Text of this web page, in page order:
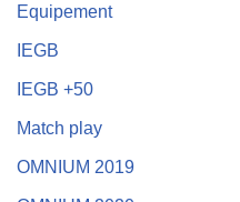
Equipement
IEGB
IEGB +50
Match play
OMNIUM 2019